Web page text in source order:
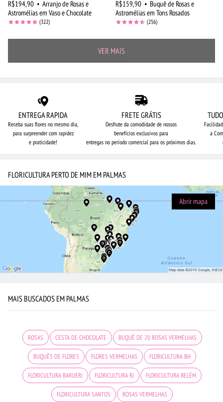
R$194,90 • Arranjo de Rosas e
Astromélias em Vaso e Chocolate
(322)
R$159,90 • Buquê de Rosas e
Astromélias em Tons Rosados
(256)
VER MAIS
ENTREGA RAPIDA
Receba suas flores no mesmo dia,
para surpreender com rapidez
e praticidade!
FRETE GRÁTIS
Desfrute da comodidade de nossos
benefícios exclusivos para
entregas no período comercial para os próximos dias.
a
FLORICULTURA PERTO DE MIM EM PALMAS
Abrir mapa
MAIS BUSCADOS EM PALMAS
ROSAS CESTA DE CHOCOLATE BUQUÊ DE 20 ROSAS VERMELHAS
BUQUÊS DE FLORES FLORES VERMELHAS FLORICULTURA BH
FLORICULTURA BARUERI FLORICULTURA RJ FLORICULTURA BELÉM
FLORICULTURA SANTOS ROSAS VERMELHAS